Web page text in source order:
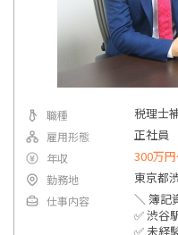
職種 税理士
雇用形態 正社員
年収 300万
勤務地 東京都
仕事内容
＼ 簿記
✅ 渋谷
✅ 未経